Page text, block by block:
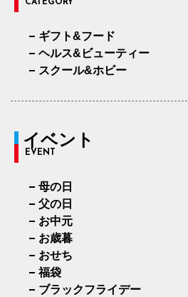
CATEGORY
ギフト&フード
ヘルス&ビューティー
スクール&ホビー
イベント
EVENT
母の日
父の日
お中元
お歳暮
おせち
福袋
ブラックフライデー